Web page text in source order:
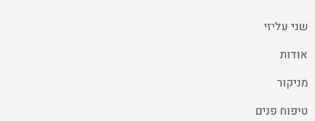
שני עליזי
אודות
מניקור
טיפוח פנים